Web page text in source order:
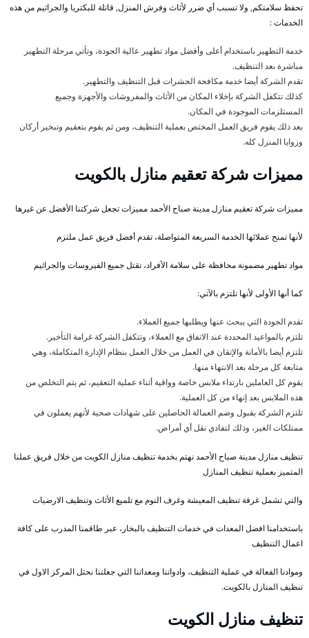
تحفظ سلامتكم, ولا تسبب أي ضرر لأثاث وفرش المنزل, قاتلة للبكتريا والجراثيم من هذه
الخدمات :
خدمة التطهير باستخدام أعلى وأفضل مواد تطهير عالية الجودة، وتأتي مرحلة التطهير
مباشرة بعد التنظيف.
تقدم الشركة أيضا خدمة مكافحة الحشرات قبل التنظيف والتطهير.
كذلك تتكفل الشركة بإخلاء المكان من الأثاث والمفروشات والأجهزة وجميع
المستلزمات الموجودة في المكان.
بعد ذلك يقوم فريق العمل المختص بعملية التنظيف، ومن ثم يقوم بتعقيم وتبخير أركان
وزوايا المنزل كله.
مميزات شركة تعقيم منازل بالكويت
مميزات شركة تعقيم منازل مدينة صباح الأحمد مميزات تجعل شركتنا الأفضل عن غيرها
لأنها تمنح عملائها الخدمة السريعة المتواصلة، تقدم أفضل فريق عمل ملتزم
مواد تطهير مضمونة محافظة على سلامة الأفراد، تقتل جميع الفيروسات والجراثيم
كما أنها الأولى لأنها تلتزم بالآتي:
تقدم الجودة التي يبحث عنها ويطلبها جميع العملاء.
تلتزم بالمواعيد المحددة عند الاتفاق مع العملاء، وتتكفل الشركة غرامة التأخير.
تلتزم أيضا بالأمانة والإتقان في العمل من خلال العمل بنظام الإدارة المتكاملة، وهي
متابعة كل مرحلة بعد الانتهاء منها.
يقوم كل العاملين بارتداء ملابس خاصة وواقية أثناء عملية التعقيم، ثم يتم التخلص من
هذه الملابس بعد إنهاء من كل العملية.
تلتزم الشركة بقبول وضم العمالة الحاصلين على شهادات صحية لأنهم يعملون في
ممتلكات الغير، وذلك لتفادي نقل أي أمراض.
تنظيف منازل مدينة صباح الأحمد نهتم بخدمة تنظيف منازل الكويت من خلال فريق عملنا
المتميز بعملية تنظيف المنازل
والتي تشمل غرفة تنظيف المعيشة وغرف النوم مع تلميع الأثاث وتنظيف الارضيات
باستخدامنا افضل المعدات في خدمات التنظيف بالبخار، عبر طاقمنا المدرب على كافة
اعمال التنظيف
وموادنا الفعالة في عملية التنظيف، وادواتنا ومعداتنا التي جعلتنا نحتل المركز الاول في
تنظيف المنازل بالكويت.
تنظيف منازل الكويت